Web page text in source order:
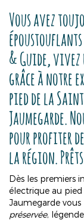
Vous avez
& Guide, vivez
grâce à notre
pied de la
Jaumegarde.
pour profiter
la région.
Dès les premiers
électrique au
Jaumegarde
préservée,